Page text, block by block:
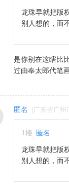
龙珠早就把版
别人想的，而
是你别在这瞎比
过由奉太郎代笔
匿名 [ 广东省广州
1楼 匿名
龙珠早就把版
别人想的，而